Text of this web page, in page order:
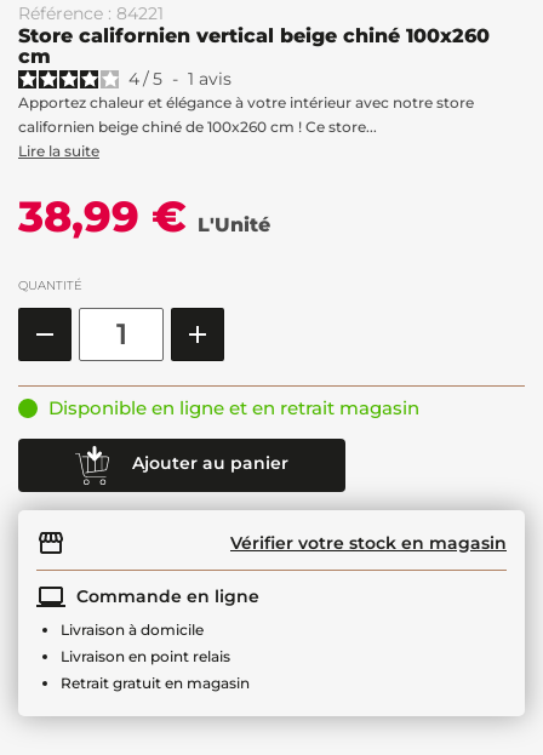
Référence : 84221
Store californien vertical beige chiné 100x260
cm
4/5 - 1 avis
Apportez chaleur et élégance à votre intérieur avec notre store
californien beige chiné de 100x260 cm ! Ce store...
Lire la suite
38,99 € L'Unité
QUANTITÉ
Disponible en ligne et en retrait magasin
Ajouter au panier
Vérifier votre stock en magasin
Commande en ligne
Livraison à domicile
Livraison en point relais
Retrait gratuit en magasin